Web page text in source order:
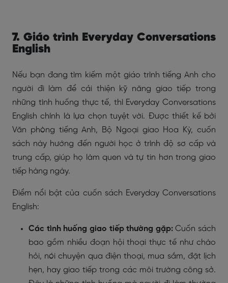
7. Giáo trình Everyday Conversations
English
Nếu bạn đang tìm kiếm một giáo trình tiếng Anh cho
người đi làm để cải thiện kỹ năng giao tiếp trong
những tình huống thực tế, thì Everyday Conversations
English chính là lựa chọn tuyệt vời. Được thiết kế bởi
Văn phòng tiếng Anh, Bộ Ngoại giao Hoa Kỳ, cuốn
sách này hướng đến người học ở trình độ sơ cấp và
trung cấp, giúp họ làm quen và tự tin hơn trong giao
tiếp hàng ngày.
Điểm nổi bật của cuốn sách Everyday Conversations
English:
Các tình huống giao tiếp thường gặp:Cuốn sách
bao gồm nhiều đoạn hội thoại thực tế như chào
hỏi, nói chuyện qua điện thoại, mua sắm, đặt lịch
hẹn, hay giao tiếp trong các môi trường công sở.